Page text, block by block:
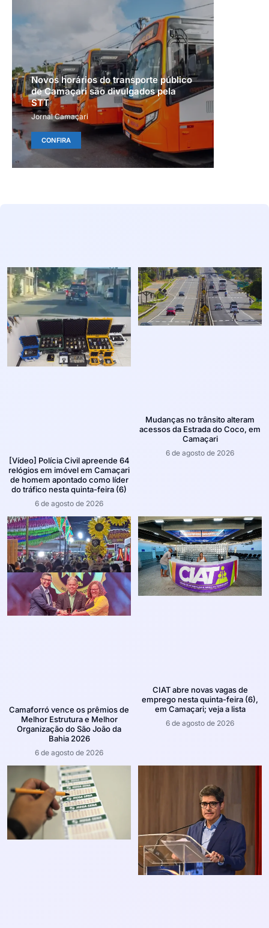
Novos horários do transporte público
de Camaçari são divulgados pela
STT
Jornal Camaçari
CONFIRA
[Vídeo] Polícia Civil apreende 64
relógios em imóvel em Camaçari
de homem apontado como líder
do tráfico nesta quinta-feira (6)
6 de agosto de 2026
Mudanças no trânsito alteram
acessos da Estrada do Coco, em
Camaçari
6 de agosto de 2026
Camaforró vence os prêmios de
Melhor Estrutura e Melhor
Organização do São João da
Bahia 2026
6 de agosto de 2026
CIAT abre novas vagas de
emprego nesta quinta-feira (6),
em Camaçari; veja a lista
6 de agosto de 2026